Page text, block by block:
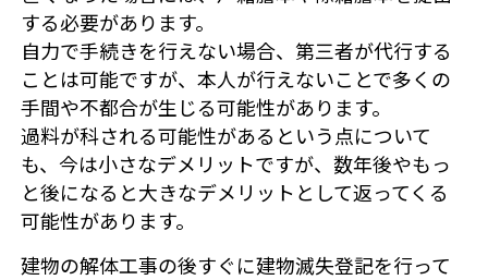
する必要があります。
自力で手続きを行えない場合、第三者が代行する
ことは可能ですが、本人が行えないことで多くの
手間や不都合が生じる可能性があります。
過料が科される可能性があるという点について
も、今は小さなデメリットですが、数年後やもっ
と後になると大きなデメリットとして返ってくる
可能性があります。
建物の解体工事の後すぐに建物滅失登記を行って